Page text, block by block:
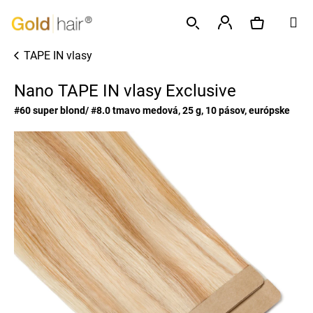
na
obsah
košík
TAPE IN vlasy
Nano TAPE IN vlasy Exclusive
#60 super blond/ #8.0 tmavo medová, 25 g, 10 pásov, európske
Späť
Späť
o
p
o
t
r
e
b
u
j
e